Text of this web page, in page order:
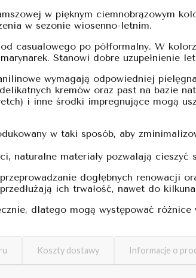
w pięknym ciemnobrązowym
w sezonie wiosenno-letnim.
casualowego po półformalny. W
Stanowi dobre uzupełnienie
wymagają odpowiedniej
kremów oraz past na bazie
i inne środki impregnujące mogą
w taki sposób, aby
naturalne materiały pozwalają cieszyć
dogłębnych renowacji
ich trwałość, nawet do
dlatego mogą występować
Koszty dostawy Informacje o